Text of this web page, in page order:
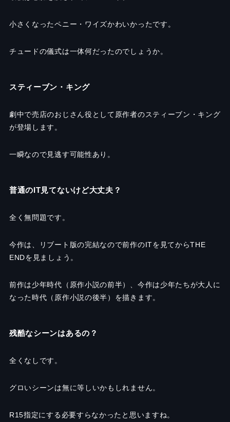
小さくなったペニー・ワイズかわいかったです。
チュードの儀式は一体何だったのでしょうか。
スティーブン・キング
劇中で売店のおじさん役として原作者のスティーブン・キング
が登場します。
一瞬なので見逃す可能性あり。
普通のIT見てないけど大丈夫？
全く無問題です。
今作は、リブート版の完結なので前作のITを見てからTHE
ENDを見ましょう。
前作は少年時代（原作小説の前半）、今作は少年たちが大人に
なった時代（原作小説の後半）を描きます。
残酷なシーンはあるの？
全くなしです。
グロいシーンは無に等しいかもしれません。
R15指定にする必要すらなかったと思いますね。